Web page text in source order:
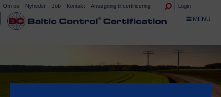
Om os Nyheder Job Kontakt Ansøgning til certificering Login
TOGGLE
MENU